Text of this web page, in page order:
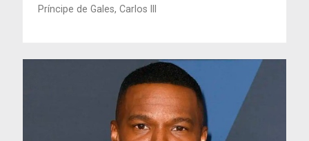
Príncipe de Gales, Carlos III